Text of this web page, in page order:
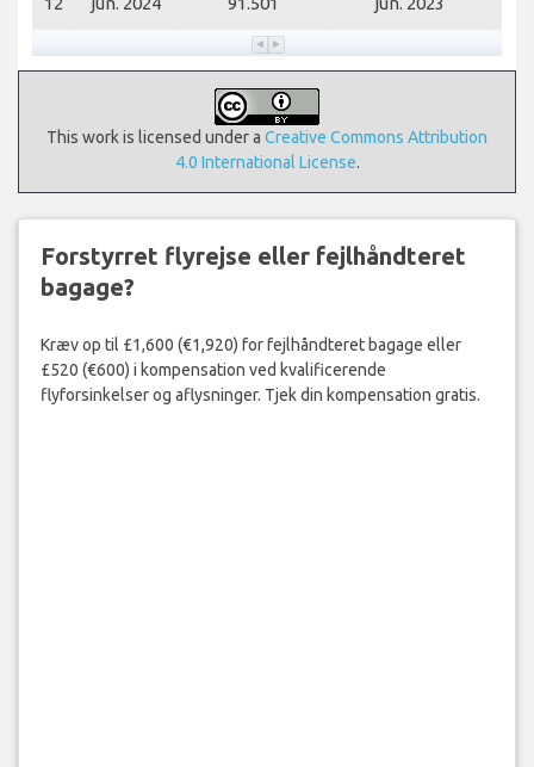
This work is licensed under a Creative Commons Attribution
4.0 International License.
Forstyrret flyrejse eller fejlhåndteret
bagage?
Kræv op til £1,600 (€1,920) for fejlhåndteret bagage eller
£520 (€600) i kompensation ved kvalificerende
flyforsinkelser og aflysninger. Tjek din kompensation gratis.